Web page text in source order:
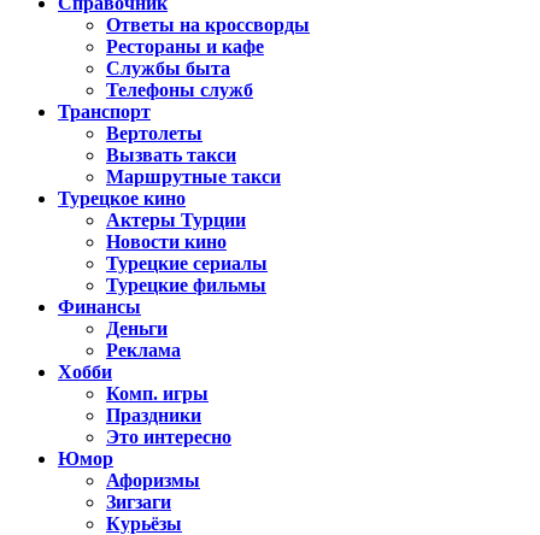
Ответы на кроссворды
Рестораны и кафе
Службы быта
Телефоны служб
Транспорт
Вертолеты
Вызвать такси
Маршрутные такси
Турецкое кино
Актеры Турции
Новости кино
Турецкие сериалы
Турецкие фильмы
Финансы
Деньги
Реклама
Хобби
Комп. игры
Праздники
Это интересно
Юмор
Афоризмы
Зигзаги
Курьёзы